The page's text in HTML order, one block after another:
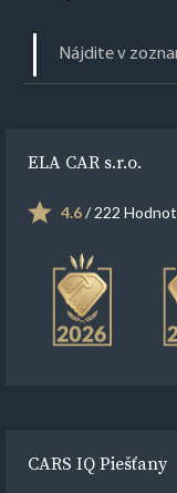
ELA CAR s.r.o.
4.6/ 222
CARS IQ Piešťany